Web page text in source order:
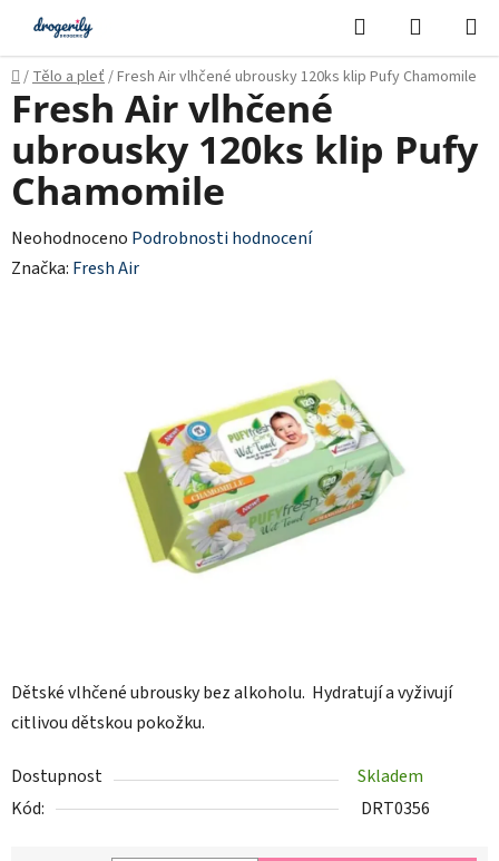
Přejít
obsah
Hledat
KOŠÍK
Domů
/Tělo a pleť/Fresh Air vlhčené ubrousky 120ks klip Pufy Chamomile
Dětské vlhčené ubrousky bez alkoholu. Hydratují a vyživují
citlivou dětskou pokožku.
Dostupnost
Skladem
Kód:
DRT0356
Fresh Air vlhčené
ubrousky 120ks klip Pufy
Chamomile
Průměrné
hodnocení
Neohodnoceno Podrobnosti hodnocení
Značka: Fresh Air